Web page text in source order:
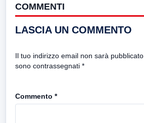
COMMENTI
LASCIA UN COMMENTO
Il tuo indirizzo email non sarà pubblicato.
sono contrassegnati *
Commento *